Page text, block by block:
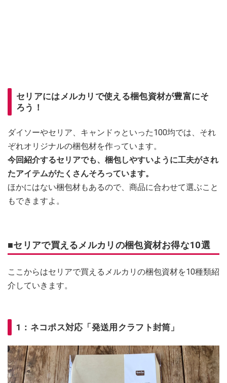
セリアにはメルカリで使える梱包資材が豊富にそ
ろう！
ダイソーやセリア、キャンドゥといった100均では、それ
ぞれオリジナルの梱包材を作っています。
今回紹介するセリアでも、梱包しやすいように工夫がされ
たアイテムがたくさんそろっています。
ほかにはない梱包材もあるので、商品に合わせて選ぶこと
もできますよ。
■セリアで買えるメルカリの梱包資材お得な10選
ここからはセリアで買えるメルカリの梱包資材を10種類紹
介していきます。
1：ネコポス対応「発送用クラフト封筒」